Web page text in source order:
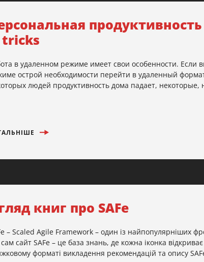
tricks
в удаленном режиме имеет свои особенности.
острой необходимости перейти в удаленный
людей продуктивность дома падает,
книг про SAFe
– Scaled Agile Framework – один із найпопулярніших
сайт SAFe – це база знань, де кожна іконка
форматі викладення рекомендацій та опису